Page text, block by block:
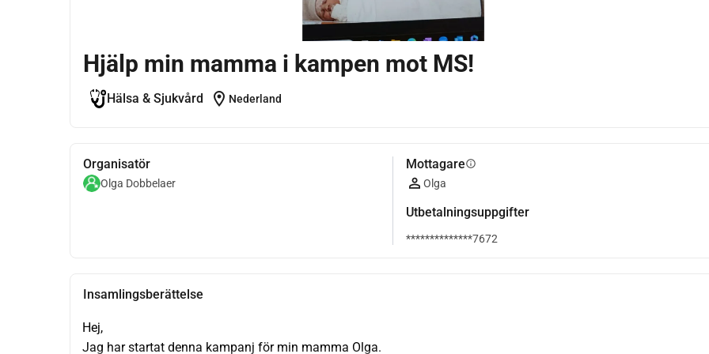
Hjälp min mamma i kampen mot MS!
Hälsa & Sjukvård location_on Nederland
Organisatör
Olga Dobbelaer
Mottagareinfo
Olga
Utbetalningsuppgifter
**************7672
Insamlingsberättelse
Hej,
Jag har startat denna kampanj för min mamma Olga.